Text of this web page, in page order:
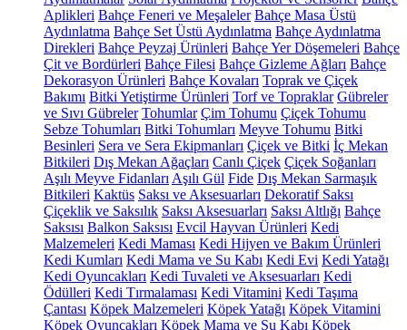
Aplikleri Bahçe Feneri ve Meşaleler Bahçe Masa Üstü
Aydınlatma Bahçe Set Üstü Aydınlatma Bahçe Aydınlatma
Direkleri Bahçe Peyzaj Ürünleri Bahçe Yer Döşemeleri Bahçe
Çit ve Bordürleri Bahçe Filesi Bahçe Gizleme Ağları Bahçe
Dekorasyon Ürünleri Bahçe Kovaları Toprak ve Çiçek
Bakımı Bitki Yetiştirme Ürünleri Torf ve Topraklar Gübreler
ve Sıvı Gübreler Tohumlar Çim Tohumu Çiçek Tohumu
Sebze Tohumları Bitki Tohumları Meyve Tohumu Bitki
Besinleri Sera ve Sera Ekipmanları Çiçek ve Bitki İç Mekan
Bitkileri Dış Mekan Ağaçları Canlı Çiçek Çiçek Soğanları
Aşılı Meyve Fidanları Aşılı Gül Fide Dış Mekan Sarmaşık
Bitkileri Kaktüs Saksı ve Aksesuarları Dekoratif Saksı
Çiçeklik ve Saksılık Saksı Aksesuarları Saksı Altlığı Bahçe
Saksısı Balkon Saksısı Evcil Hayvan Ürünleri Kedi
Malzemeleri Kedi Maması Kedi Hijyen ve Bakım Ürünleri
Kedi Kumları Kedi Mama ve Su Kabı Kedi Evi Kedi Yatağı
Kedi Oyuncakları Kedi Tuvaleti ve Aksesuarları Kedi
Ödülleri Kedi Tırmalaması Kedi Vitamini Kedi Taşıma
Çantası Köpek Malzemeleri Köpek Yatağı Köpek Vitamini
Köpek Oyuncakları Köpek Mama ve Su Kabı Köpek